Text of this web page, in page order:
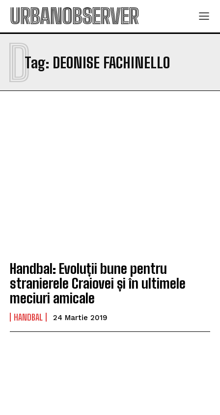
URBANOBSERVER
Tag: DEONISE FACHINELLO
D
Handbal: Evoluții bune pentru
stranierele Craiovei și în ultimele
meciuri amicale
HANDBAL 24 Martie 2019